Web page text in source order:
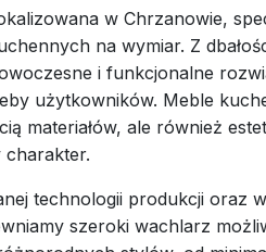
w Chrzanowie,
na wymiar. Z
i funkcjonalne
użytkowników. Meble
materiałów, ale również
technologii produkcji oraz
szeroki wachlarz